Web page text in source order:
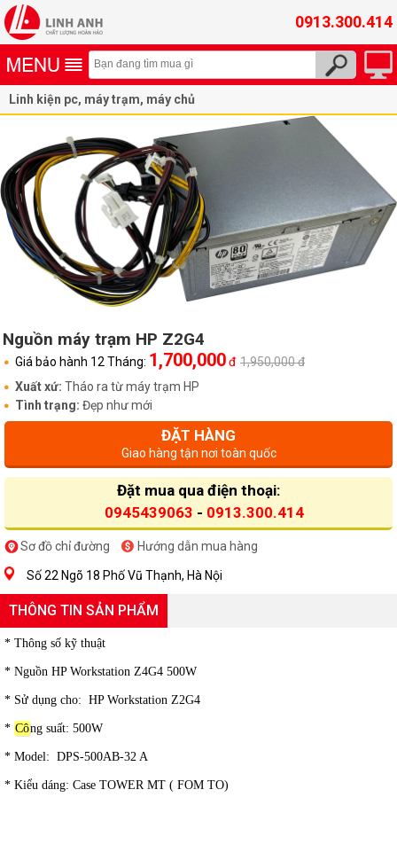
0913.300.414
Linh kiện pc, máy trạm, máy chủ
Nguồn máy trạm, máy bộ, all in one HP
Nguồn máy trạm HP Z2G4
Giá bảo hành 12 Tháng: 1,700,000đ 1,950,000 đ
Xuất xứ: Tháo ra từ máy trạm HP
Tình trạng: Đẹp như mới
ĐẶT HÀNG
Giao hàng tận nơi toàn quốc
Đặt mua qua điện thoại:
0945439063 - 0913.300.414
Sơ đồ chỉ đường Hướng dẫn mua hàng
Số 22 Ngõ 18 Phố Vũ Thạnh, Hà Nội
THÔNG TIN SẢN PHẨM
* Thông số kỹ thuật
* Nguồn HP Workstation Z4G4 500W
* Sử dụng cho: HP Workstation Z2G4
* Công suất: 500W
* Model: DPS-500AB-32 A
* Kiểu dáng: Case TOWER MT ( FOM TO)